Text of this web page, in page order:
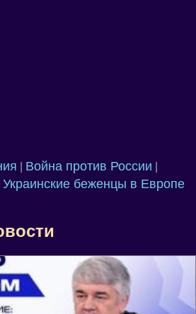
Война против России
Украинские беженцы в Европе